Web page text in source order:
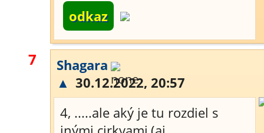
odkaz
7
Shagara
▲ 30.12.2022, 20:57
4, .....ale aký je tu rozdiel s